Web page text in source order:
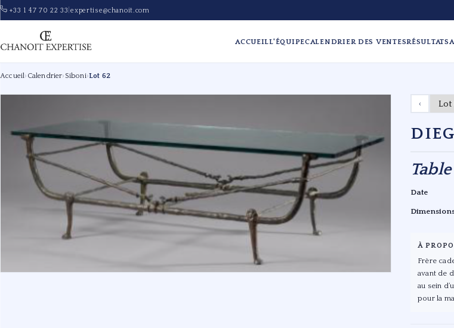
+33 1 47 70 22 33 |expertise@chanoit.com
ACCUEILL'ÉQUIPECALENDRIER DES VENTESRÉSULTATS
Accueil› Calendrier› Siboni›Lot 62
‹
Date
À
Frère
avant de
au sein
pour la